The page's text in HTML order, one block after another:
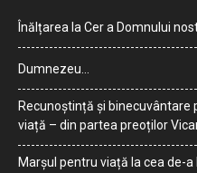
Înălțarea la Cer a Domnului
Dumnezeu…
Recunoștință și
viață – din partea preoților
Marșul pentru viață la cea de-a